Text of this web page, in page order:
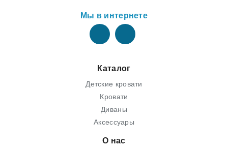
Мы в интернете
Каталог
Детские кровати
Кровати
Диваны
Аксессуары
О нас